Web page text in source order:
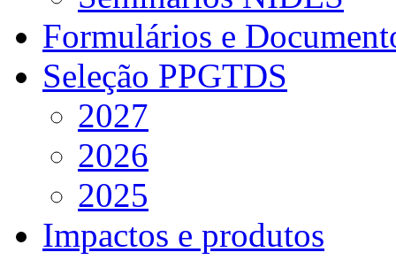
Formulários e
Seleção PPGTDS
2027
2026
2025
Impactos e produtos